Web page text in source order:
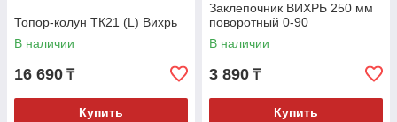
Топор-колун TК21 (L) Вихрь
В наличии
16 690 ₸
Купить
Заклепочник ВИХРЬ 250 мм
поворотный 0-90
В наличии
3 890 ₸
Купить